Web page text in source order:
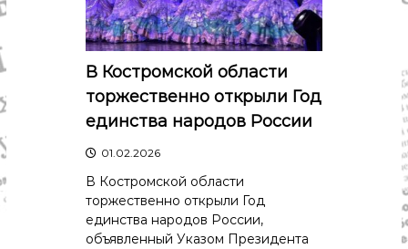
В Костромской области
торжественно открыли Год
единства народов России
01.02.2026
В Костромской области
торжественно открыли Год
единства народов России,
объявленный Указом Президента